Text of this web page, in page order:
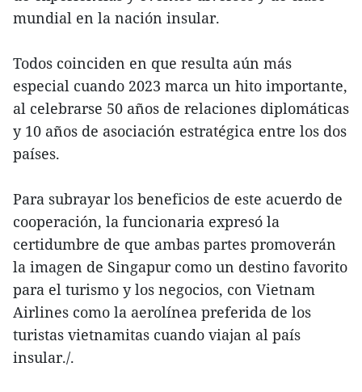
mundial en la nación insular.
Todos coinciden en que resulta aún más
especial cuando 2023 marca un hito importante,
al celebrarse 50 años de relaciones diplomáticas
y 10 años de asociación estratégica entre los dos
países.
Para subrayar los beneficios de este acuerdo de
cooperación, la funcionaria expresó la
certidumbre de que ambas partes promoverán
la imagen de Singapur como un destino favorito
para el turismo y los negocios, con Vietnam
Airlines como la aerolínea preferida de los
turistas vietnamitas cuando viajan al país
insular./.